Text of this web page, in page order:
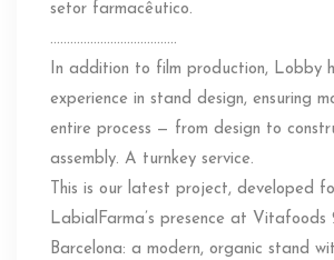
setor farmacêutico.
………………………………..
In addition to film production, Lobby
experience in stand design, ensuring
entire process — from design to
assembly. A turnkey service.
This is our latest project, developed
LabialFarma’s presence at Vitafoods
Barcelona: a modern, organic stand